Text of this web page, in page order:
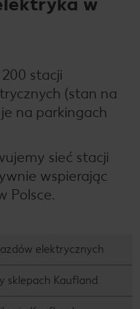
stacji
(stan na
na parkingach
sieć stacji
wspierając
Polsce.
elektrycznych
sklepach Kaufland